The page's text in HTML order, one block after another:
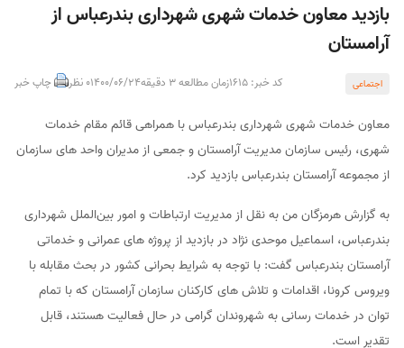
بازدید معاون خدمات شهری شهرداری بندرعباس از
آرامستان
اجتماعی کد خبر: 1615 زمان مطالعه 3 دقیقه 1400/06/240 نظر چاپ خبر
معاون خدمات شهری شهرداری بندرعباس با همراهی قائم مقام خدمات
شهری، رئیس سازمان مدیریت آرامستان و جمعی از مدیران واحد های سازمان
از مجموعه آرامستان بندرعباس بازدید کرد.
به گزارش هرمزگان من به نقل از مدیریت ارتباطات و امور بین‌الملل شهرداری
بندرعباس، اسماعیل موحدی نژاد در بازدید از پروژه های عمرانی و خدماتی
آرامستان بندرعباس گفت: با توجه به شرایط بحرانی کشور در بحث مقابله با
ویروس کرونا، اقدامات و تلاش های کارکنان سازمان آرامستان که با تمام
توان در خدمات رسانی به شهروندان گرامی در حال فعالیت هستند، قابل
تقدیر است.